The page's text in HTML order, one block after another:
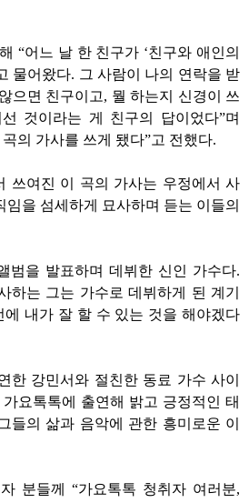
“어느 날 한 친구가 ‘친구와 애인의
물어왔다. 그 사람이 나의 연락을 받
으면 친구이고, 뭘 하는지 신경이 쓰
것이라는 게 친구의 답이었다”며
의 가사를 쓰게 됐다”고 전했다.
쓰여진 이 곡의 가사는 우정에서 사
임을 섬세하게 묘사하며 듣는 이들의
범을 발표하며 데뷔한 신인 가수다.
하는 그는 가수로 데뷔하게 된 계기
에 내가 잘 할 수 있는 것을 해야겠다
한 강민서와 절친한 동료 가수 사이
요톡톡에 출연해 밝고 긍정적인 태
들의 삶과 음악에 관한 흥미로운 이
분들께 “가요톡톡 청취자 여러분,